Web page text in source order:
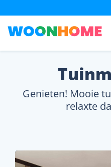
Genieten! Mooie
relaxte